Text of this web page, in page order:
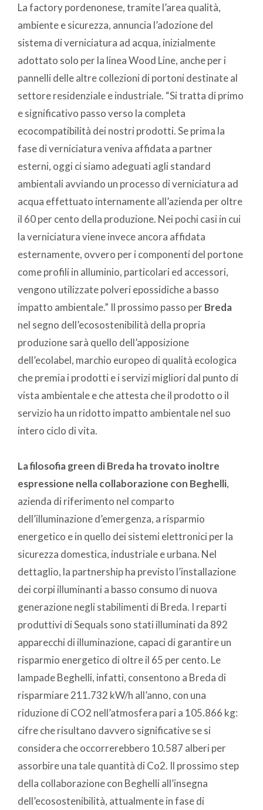
La factory pordenonese, tramite l’area qualità,
ambiente e sicurezza, annuncia l’adozione del
sistema di verniciatura ad acqua, inizialmente
adottato solo per la linea Wood Line, anche per i
pannelli delle altre collezioni di portoni destinate al
settore residenziale e industriale. “Si tratta di primo
e significativo passo verso la completa
ecocompatibilità dei nostri prodotti. Se prima la
fase di verniciatura veniva affidata a partner
esterni, oggi ci siamo adeguati agli standard
ambientali avviando un processo di verniciatura ad
acqua effettuato internamente all’azienda per oltre
il 60 per cento della produzione. Nei pochi casi in cui
la verniciatura viene invece ancora affidata
esternamente, ovvero per i componenti del portone
come profili in alluminio, particolari ed accessori,
vengono utilizzate polveri epossidiche a basso
impatto ambientale.” Il prossimo passo perBreda
nel segno dell’ecosostenibilità della propria
produzione sarà quello dell’apposizione
dell’ecolabel, marchio europeo di qualità ecologica
che premia i prodotti e i servizi migliori dal punto di
vista ambientale e che attesta che il prodotto o il
servizio ha un ridotto impatto ambientale nel suo
intero ciclo di vita.
La filosofia green di Breda ha trovato inoltre
espressione nella collaborazione con Beghelli,
azienda di riferimento nel comparto
dell’illuminazione d’emergenza, a risparmio
energetico e in quello dei sistemi elettronici per la
sicurezza domestica, industriale e urbana. Nel
dettaglio, la partnership ha previsto l’installazione
dei corpi illuminanti a basso consumo di nuova
generazione negli stabilimenti di Breda. I reparti
produttivi di Sequals sono stati illuminati da 892
apparecchi di illuminazione, capaci di garantire un
risparmio energetico di oltre il 65 per cento. Le
lampade Beghelli, infatti, consentono a Breda di
risparmiare 211.732 kW/h all’anno, con una
riduzione di CO2 nell’atmosfera pari a 105.866 kg:
cifre che risultano davvero significative se si
considera che occorrerebbero 10.587 alberi per
assorbire una tale quantità di Co2. Il prossimo step
della collaborazione con Beghelli all’insegna
dell’ecosostenibilità, attualmente in fase di